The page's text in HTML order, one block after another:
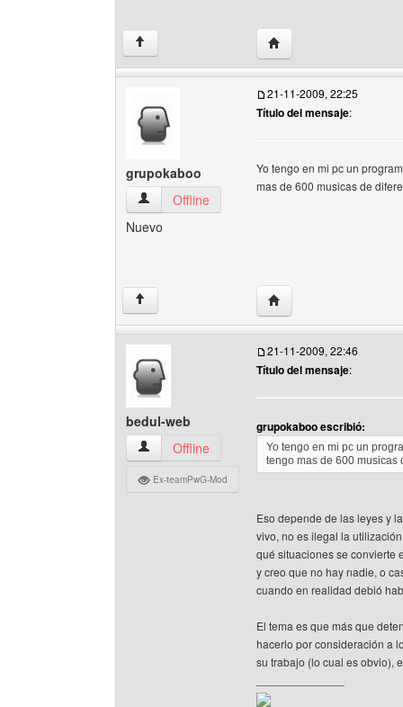
↑ Visitar sitio web del
grupokaboo
grupokaboo Ver perfil del usuario
Offline
Nuevo
21-11-2009, 22:25
Título del mensaje:
Yo tengo en mi pc un
mas de 600 musicas de
↑ Visitar sitio web del
bedul-web
bedul-web Ver perfil del usuario
Offline
Ex-teamPwG-Mod
21-11-2009, 22:46
Título del mensaje:
grupokaboo escribió:
Yo tengo en mi pc un
tengo mas de 600 musicas
Eso depende de las leyes y
vivo, no es ilegal la
qué situaciones se convierte
y creo que no hay nadie, o
cuando en realidad debió
El tema es que más que
hacerlo por consideración a
su trabajo (lo cual es obvio),